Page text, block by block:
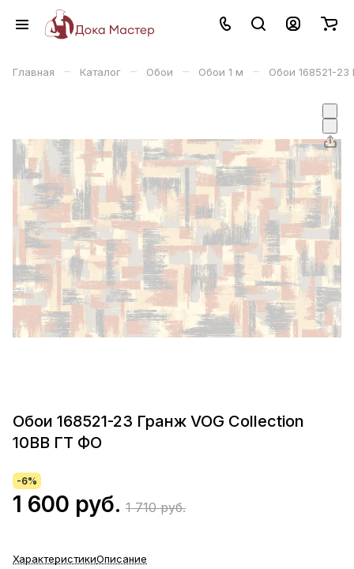
Главная – Каталог – Обои – Обои 1 м – Обои 168521-
Обои 168521-23 Гранж VOG Collection
10ВВ ГТ ФО
-6%
1 600 руб. 1 710 руб.
ХарактеристикиОписание